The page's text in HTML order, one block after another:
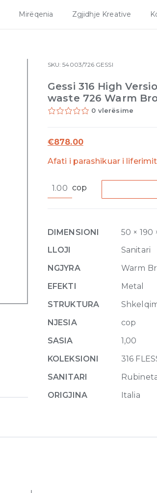
Mirëqenia Zgjidhje Kreative
SKU:54003/726 GESSI
Gessi 316 High
waste 726 Warm
0 vlerësime
€878.00
Afati i parashikuar i
316
Mixer
Flessa,with
up
waste
Warm
Bronze
quantity
cop
DIMENSIONI
50 × 190
LLOJI
Sanitari
NGJYRA
Warm
EFEKTI
Metal
STRUKTURA
NJESIA
cop
SASIA
1,00
KOLEKSIONI
316
SANITARI
ORIGJINA
Italia